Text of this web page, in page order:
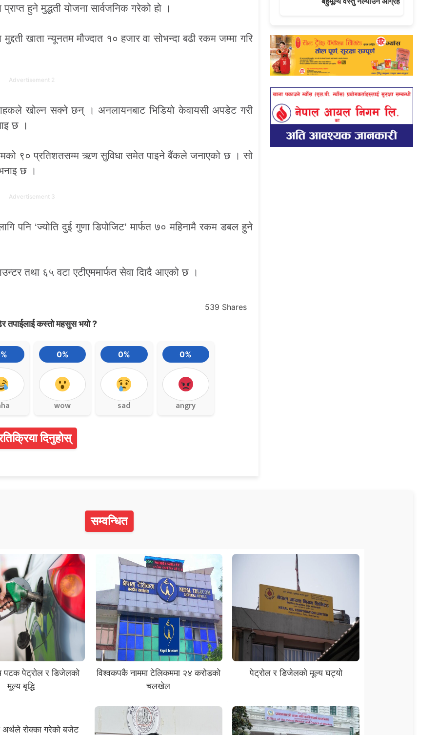
हुने मुद्धती योजना सार्वजनिक गरेको हो ।
खाता न्यूनतम मौज्दात १० हजार वा सोभन्दा बढी रकम जम्मा गरि
Advertisement 2
खोल्न सक्ने छन् । अनलायनबाट भिडियो केवायसी अपडेट गरी
छ ।
९० प्रतिशतसम्म ऋण सुविधा समेत पाइने बैंकले जनाएको छ । सो
छ ।
Advertisement 3
पनि ‘ज्योति दुई गुणा डिपोजिट’ मार्फत ७० महिनामै रकम डबल हुने
तथा ६५ वटा एटीएममार्फत सेवा दिादै आएको छ ।
539 Shares
तपाईलाई कस्तो महसुस भयो ?
0%
wow
0%
sad
0%
angry
दिनुहोस्
सम्वन्धित
पटक पेट्रोल र डिजेलको
मूल्य बृद्धि
विश्वकपकै नाममा टेलिकममा २४ करोडको
चलखेल
पेट्रोल र डिजेलको मूल्य घट्यो
अर्थले रोक्का गरेको बजेट